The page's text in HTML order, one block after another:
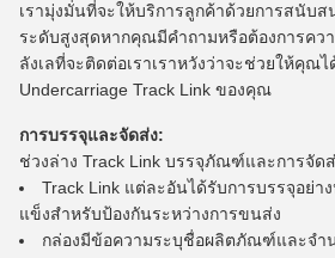
เรามุ่งมั่นที่จะให้บริการลูกค้าด้วยการสนับ
ระดับสูงสุดหากคุณมีคำถามหรือต้องการคว
ลังเลที่จะติดต่อเราเราหวังว่าจะช่วยให้คุณ
Undercarriage Track Link ของคุณ
การบรรจุและจัดส่ง:
ช่วงล่าง Track Link บรรจุภัณฑ์และการจัด
Track Link แต่ละอันได้รับการบรรจุอย่า
แข็งสำหรับป้องกันระหว่างการขนส่ง
กล่องมีข้อความระบุชื่อผลิตภัณฑ์และจำน